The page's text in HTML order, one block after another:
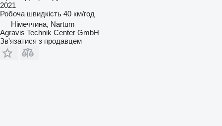
2021
Робоча швидкість 40 км/год
Німеччина, Nartum
Agravis Technik Center GmbH
Зв'язатися з продавцем